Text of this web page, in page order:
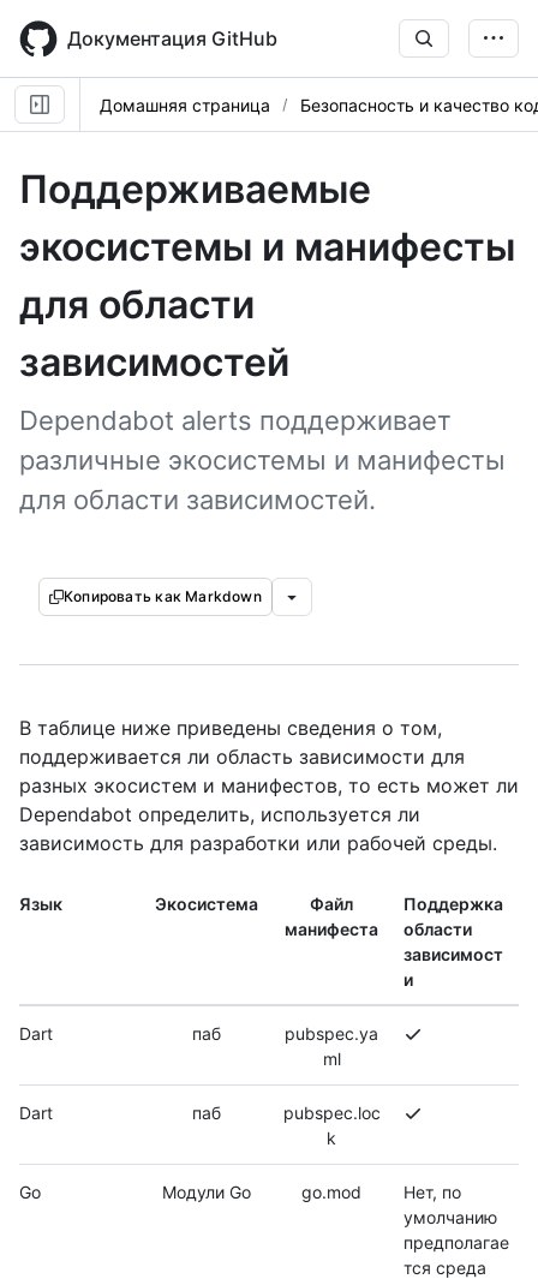
main
content
Документация GitHub
Домашняя страница Безопасность и качество
Поддерживаемые
экосистемы и манифесты
для области
зависимостей
Dependabot alerts поддерживает
различные экосистемы и манифесты
для области зависимостей.
Копировать как Markdown
В таблице ниже приведены сведения о том,
поддерживается ли область зависимости для
разных экосистем и манифестов, то есть может ли
Dependabot определить, используется ли
зависимость для разработки или рабочей среды.
Язык Экосистема
Файл
манифеста
Поддержка
области
зависимост
и
Dart паб
pubspec.ya
ml
Dart паб
pubspec.loc
k
Go Модули Go go.mod
Нет, по
умолчанию
предполагае
тся среда